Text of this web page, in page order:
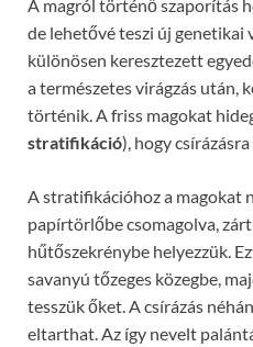
A magról történő szaporítás
de lehetővé teszi új genetikai
különösen keresztezett
a természetes virágzás után,
történik. A friss magokat
stratifikáció), hogy
A stratifikációhoz a magokat
papírtörlőbe csomagolva,
hűtőszekrénybe helyezzük.
savanyú tőzeges közegbe,
tesszük őket. A csírázás
eltarthat. Az így nevelt